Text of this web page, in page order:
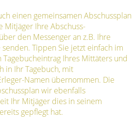
einen gemeinsamen Abschussplan
Mitjäger Ihre Abschuss-
den Messenger an z.B. Ihre
Tippen Sie jetzt einfach im
Tagebucheintrag Ihres Mittäters und
in Ihr Tagebuch, mit
Namen übernommen. Die
wir ebenfalls
Ihr Mitjäger dies in seinem
gepflegt hat.